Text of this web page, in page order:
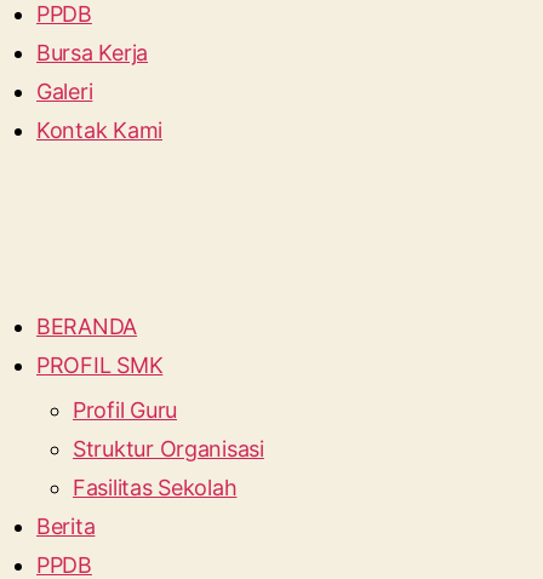
PPDB
Bursa Kerja
Galeri
Kontak Kami
BERANDA
PROFIL SMK
Profil Guru
Struktur Organisasi
Fasilitas Sekolah
Berita
PPDB